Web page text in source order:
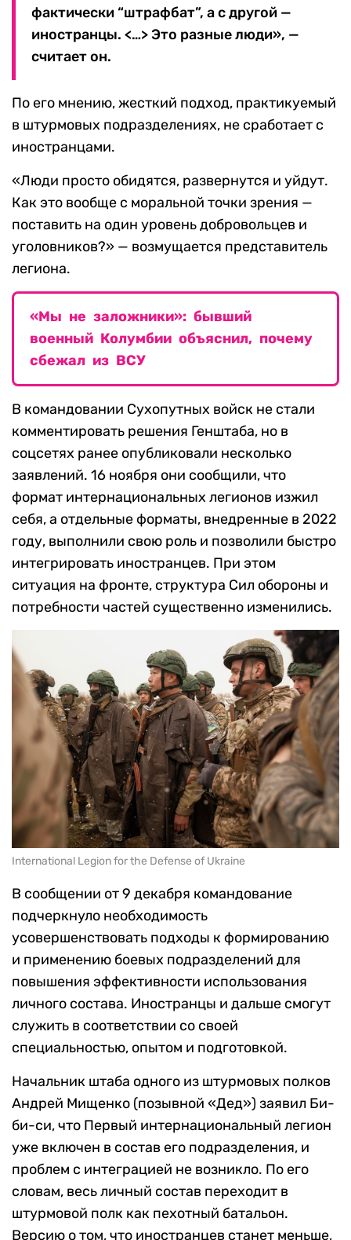
фактически “штрафбат”, а с другой —
иностранцы. <…> Это разные люди», —
считает он.
По его мнению, жесткий подход, практикуемый
в штурмовых подразделениях, не сработает с
иностранцами.
«Люди просто обидятся, развернутся и уйдут.
Как это вообще с моральной точки зрения —
поставить на один уровень добровольцев и
уголовников?» — возмущается представитель
легиона.
«Мы не заложники»: бывший
военный Колумбии объяснил, почему
сбежал из ВСУ
В командовании Сухопутных войск не стали
комментировать решения Генштаба, но в
соцсетях ранее опубликовали несколько
заявлений. 16 ноября они сообщили, что
формат интернациональных легионов изжил
себя, а отдельные форматы, внедренные в 2022
году, выполнили свою роль и позволили быстро
интегрировать иностранцев. При этом
ситуация на фронте, структура Сил обороны и
потребности частей существенно изменились.
International Legion for the Defense of Ukraine
В сообщении от 9 декабря командование
подчеркнуло необходимость
усовершенствовать подходы к формированию
и применению боевых подразделений для
повышения эффективности использования
личного состава. Иностранцы и дальше смогут
служить в соответствии со своей
специальностью, опытом и подготовкой.
Начальник штаба одного из штурмовых полков
Андрей Мищенко (позывной «Дед») заявил Би-
би-си, что Первый интернациональный легион
уже включен в состав его подразделения, и
проблем с интеграцией не возникло. По его
словам, весь личный состав переходит в
штурмовой полк как пехотный батальон.
Версию о том, что иностранцев станет меньше,